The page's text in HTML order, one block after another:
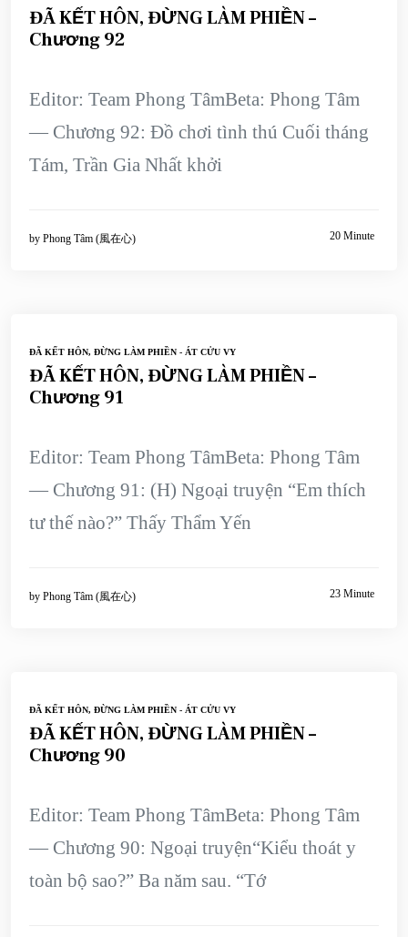
ĐÃ KẾT HÔN, ĐỪNG LÀM PHIỀN –
Chương 92
Editor: Team Phong TâmBeta: Phong Tâm
— Chương 92: Đồ chơi tình thú Cuối tháng
Tám, Trần Gia Nhất khởi
by Phong Tâm (風在心) 20 Minute
ĐÃ KẾT HÔN, ĐỪNG LÀM PHIỀN - ÁT CỬU VY
ĐÃ KẾT HÔN, ĐỪNG LÀM PHIỀN –
Chương 91
Editor: Team Phong TâmBeta: Phong Tâm
— Chương 91: (H) Ngoại truyện “Em thích
tư thế nào?” Thấy Thẩm Yến
by Phong Tâm (風在心) 23 Minute
ĐÃ KẾT HÔN, ĐỪNG LÀM PHIỀN - ÁT CỬU VY
ĐÃ KẾT HÔN, ĐỪNG LÀM PHIỀN –
Chương 90
Editor: Team Phong TâmBeta: Phong Tâm
— Chương 90: Ngoại truyện“Kiểu thoát y
toàn bộ sao?” Ba năm sau. “Tớ